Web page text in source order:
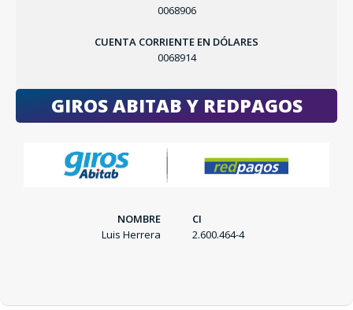
0068906
CUENTA CORRIENTE EN DÓLARES
0068914
GIROS ABITAB Y REDPAGOS
NOMBRE
Luis Herrera
CI
2.600.464-4
SEGUÍ COMPRANDO
FINALIZÁ TU COMPRA